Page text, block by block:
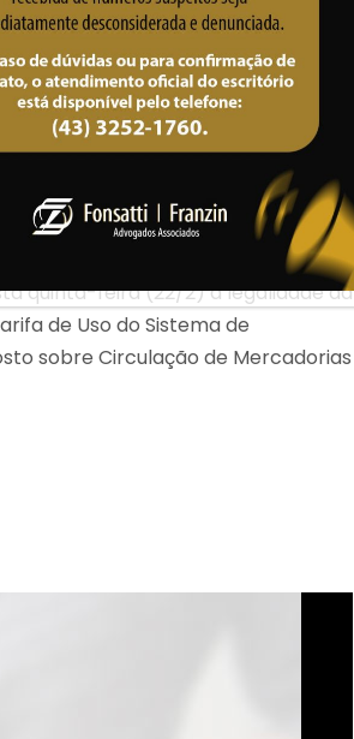
sobre
quinta-feira (22/2) a legalidade da
de Uso do Sistema de
sobre Circulação de Mercadorias